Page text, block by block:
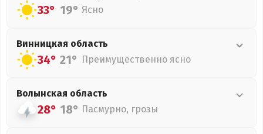
33° 19° Ясно
Винницкая область
34° 21° Преимущественно ясно
Волынская область
28° 18° Пасмурно, грозы